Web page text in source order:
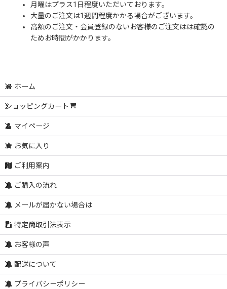
月曜はプラス1日程度いただいております。
大量のご注文は1週間程度かかる場合がございます。
高額のご注文・会員登録のないお客様のご注文はは確認の
ためお時間がかかります。
ホーム
ショッピングカート
マイページ
お気に入り
ご利用案内
ご購入の流れ
メールが届かない場合は
特定商取引法表示
お客様の声
配送について
プライバシーポリシー